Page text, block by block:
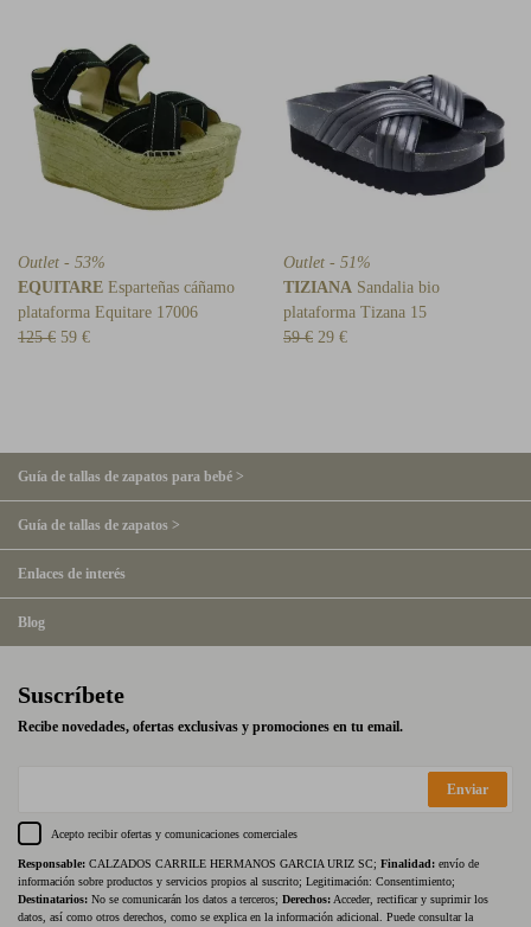
Outlet - 53%
EQUITARE Esparteñas cáñamo
plataforma Equitare 17006
125 € 59 €
Outlet - 51%
TIZIANA Sandalia bio
plataforma Tizana 15
59 € 29 €
Guía de tallas de zapatos para bebé >
Guía de tallas de zapatos >
Enlaces de interés
Blog
Suscríbete
Recibe novedades, ofertas exclusivas y promociones en tu email.
Enviar
Acepto recibir ofertas y comunicaciones comerciales
Responsable: CALZADOS CARRILE HERMANOS GARCIA URIZ SC; Finalidad: envío de
información sobre productos y servicios propios al suscrito; Legitimación: Consentimiento;
Destinatarios: No se comunicarán los datos a terceros; Derechos: Acceder, rectificar y suprimir los
datos, así como otros derechos, como se explica en la información adicional. Puede consultar la